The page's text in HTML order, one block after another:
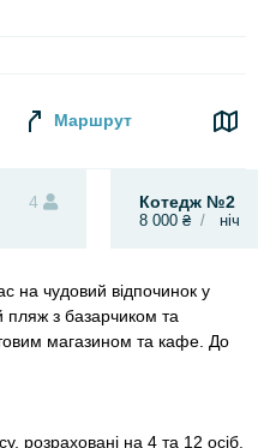
Маршрут
4 Котедж №2
8 000 ₴ ніч
на чудовий відпочинок у
пляж з базарчиком та
магазином та кафе. До
розраховані на 4 та 12 осіб.